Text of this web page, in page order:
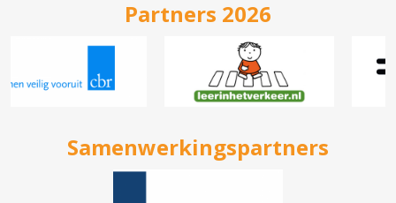
Partners 2026
Samenwerkingspartners